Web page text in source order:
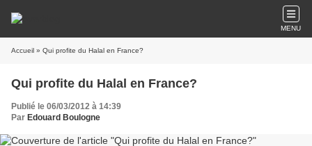
MENU
Accueil » Qui profite du Halal en France?
Qui profite du Halal en France?
Publié le 06/03/2012 à 14:39
Par Edouard Boulogne